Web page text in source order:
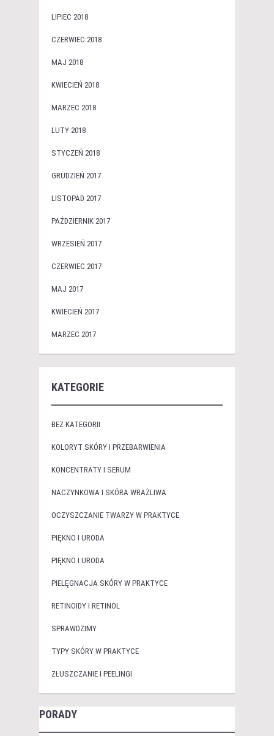
LIPIEC 2018
CZERWIEC 2018
MAJ 2018
KWIECIEŃ 2018
MARZEC 2018
LUTY 2018
STYCZEŃ 2018
GRUDZIEŃ 2017
LISTOPAD 2017
PAŹDZIERNIK 2017
WRZESIEŃ 2017
CZERWIEC 2017
MAJ 2017
KWIECIEŃ 2017
MARZEC 2017
KATEGORIE
BEZ KATEGORII
KOLORYT SKÓRY I PRZEBARWIENIA
KONCENTRATY I SERUM
NACZYNKOWA I SKÓRA WRAŻLIWA
OCZYSZCZANIE TWARZY W PRAKTYCE
PIĘKNO I URODA
PIĘKNO I URODA
PIELĘGNACJA SKÓRY W PRAKTYCE
RETINOIDY I RETINOL
SPRAWDZIMY
TYPY SKÓRY W PRAKTYCE
ZŁUSZCZANIE I PEELINGI
PORADY